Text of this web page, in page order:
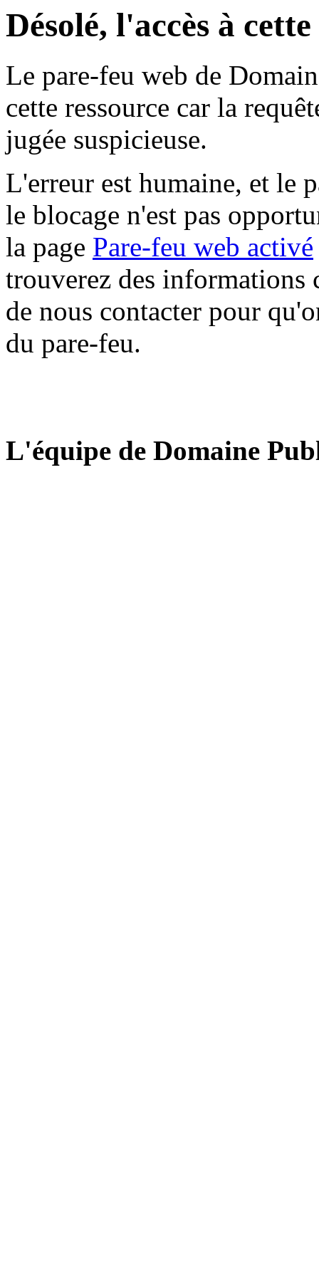
Désolé, l'accès à
Le pare-feu web de
cette ressource car la
jugée suspicieuse.
L'erreur est humaine, et le
le blocage n'est pas
la page Pare-feu web activé
trouverez des informations
de nous contacter pour
du pare-feu.
L'équipe de Domaine